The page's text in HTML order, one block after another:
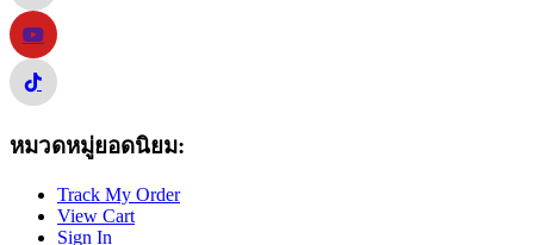
หมวดหมู่ยอดนิยม:
Track My Order
View Cart
Sign In